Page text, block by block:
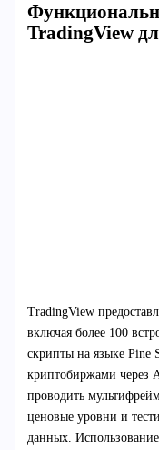
TradingView
TradingView
включая более 100
скрипты на языке Pine
криптобиржами через
проводить
ценовые уровни и
данных.